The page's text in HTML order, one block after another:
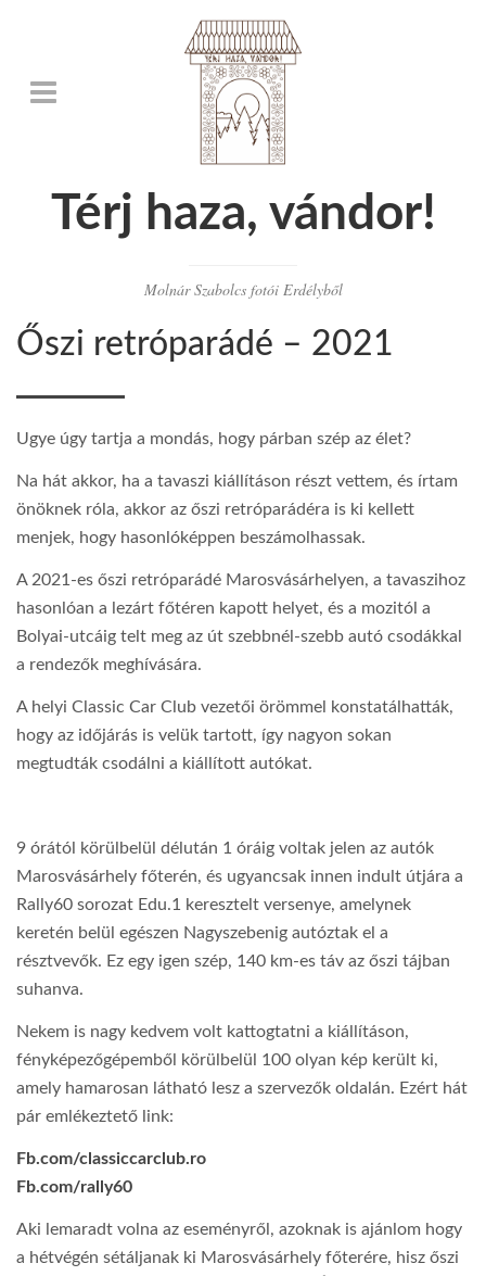
Térj haza, vándor!
Molnár Szabolcs fotói Erdélyből
Őszi retróparádé – 2021
Ugye úgy tartja a mondás, hogy párban szép az élet?
Na hát akkor, ha a tavaszi kiállításon részt vettem, és írtam
önöknek róla, akkor az őszi retróparádéra is ki kellett
menjek, hogy hasonlóképpen beszámolhassak.
A 2021-es őszi retróparádé Marosvásárhelyen, a tavaszihoz
hasonlóan a lezárt főtéren kapott helyet, és a mozitól a
Bolyai-utcáig telt meg az út szebbnél-szebb autó csodákkal
a rendezők meghívására.
A helyi Classic Car Club vezetői örömmel konstatálhatták,
hogy az időjárás is velük tartott, így nagyon sokan
megtudták csodálni a kiállított autókat.
9 órától körülbelül délután 1 óráig voltak jelen az autók
Marosvásárhely főterén, és ugyancsak innen indult útjára a
Rally60 sorozat Edu.1 keresztelt versenye, amelynek
keretén belül egészen Nagyszebenig autóztak el a
résztvevők. Ez egy igen szép, 140 km-es táv az őszi tájban
suhanva.
Nekem is nagy kedvem volt kattogtatni a kiállításon,
fényképezőgépemből körülbelül 100 olyan kép került ki,
amely hamarosan látható lesz a szervezők oldalán. Ezért hát
pár emlékeztető link:
Fb.com/classiccarclub.ro
Fb.com/rally60
Aki lemaradt volna az eseményről, azoknak is ajánlom hogy
a hétvégén sétáljanak ki Marosvásárhely főterére, hisz őszi